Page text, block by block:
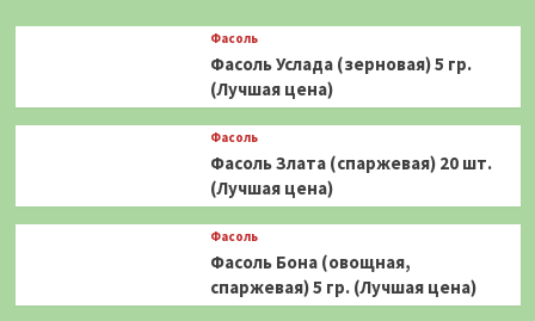
Фасоль
Фасоль Услада (зерновая) 5 гр.
(Лучшая цена)
Фасоль
Фасоль Злата (спаржевая) 20 шт.
(Лучшая цена)
Фасоль
Фасоль Бона (овощная,
спаржевая) 5 гр. (Лучшая цена)